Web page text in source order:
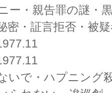
ー・親告罪の謎・
・証言拒否・被疑
いで・ハプニング